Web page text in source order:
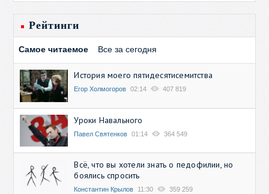
Рейтинги
Самое читаемое Все за сегодня
История моего пятидесятисемитства
Егор Холмогоров 02:14 407 819
Уроки Навального
Павел Святенков 01:14 364 549
Всё, что вы хотели знать о педофилии, но
боялись спросить
Константин Крылов 11:30 359 259